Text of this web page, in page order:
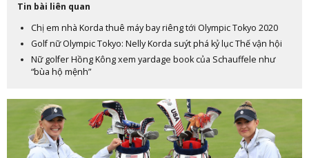
Tin bài liên quan
Chị em nhà Korda thuê máy bay riêng tới Olympic Tokyo 2020
Golf nữ Olympic Tokyo: Nelly Korda suýt phá kỷ lục Thế vận hội
Nữ golfer Hồng Kông xem yardage book của Schauffele như
“bùa hộ mệnh”